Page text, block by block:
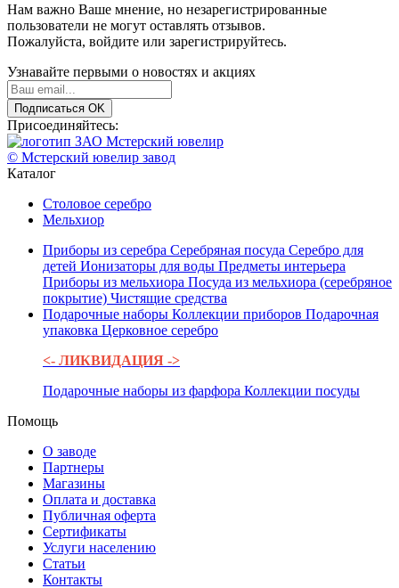
Нам важно Ваше мнение, но незарегистрированные
пользователи не могут оставлять отзывов.
Пожалуйста, войдите или зарегистрируйтесь.
Узнавайте первыми о новостях и акциях
Подписаться OK
Присоединяйтесь:
© Мстерский ювелир завод
Каталог
Столовое серебро
Мельхиор
Приборы из серебра Серебряная посуда Серебро для
детей Ионизаторы для воды Предметы интерьера
Приборы из мельхиора Посуда из мельхиора (серебряное
покрытие) Чистящие средства
Подарочные наборы Коллекции приборов Подарочная
упаковка Церковное серебро
<- ЛИКВИДАЦИЯ ->
Подарочные наборы из фарфора Коллекции посуды
Помощь
О заводе
Партнеры
Магазины
Оплата и доставка
Публичная оферта
Сертификаты
Услуги населению
Статьи
Контакты